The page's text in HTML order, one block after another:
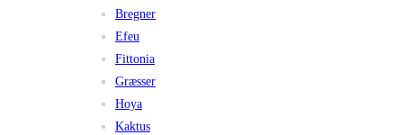
Bregner
Efeu
Fittonia
Græsser
Hoya
Kaktus